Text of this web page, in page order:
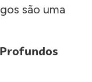
são uma